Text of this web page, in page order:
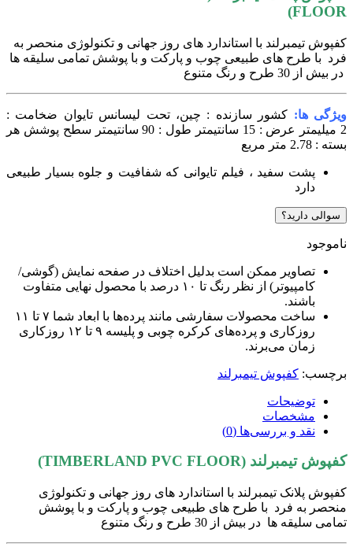
FLOOR)
کفپوش تیمبرلند با استاندارد های روز جهانی و تکنولوژی منحصر به
فرد با طرح های طبیعی چوب و پارکت و با پوشش تمامی سلیقه ها
در بیش از 30 طرح و رنگ متنوع
ویژگی ها: کشور سازنده : چین، تحت لیسانس تایوان ضخامت :
2 میلیمتر
عرض : 15 سانتیمتر طول : 90 سانتیمتر
سطح پوشش هر
بسته : 2.78 متر مربع
پشت سفید ، فیلم تایوانی که شفافیت و جلوه بسیار طبیعی
دارد
سوالی دارید؟
ناموجود
تصاویر ممکن است بدلیل اختلاف در صفحه نمایش (گوشی/
کامپیوتر) از نظر رنگ تا ۱۰ درصد با محصول نهایی متفاوت
باشند.
ساخت محصولات سفارشی مانند پرده‌ها با ابعاد شما ۷ تا ۱۱
روزکاری و پرده‌های کرکره چوبی و پلیسه ۹ تا ۱۲ روزکاری
زمان می‌برند.
برچسب: کفپوش تیمبرلند
توضیحات
مشخصات
نقد و بررسی‌ها (0)
کفپوش تیمبرلند (TIMBERLAND PVC FLOOR)
کفپوش پلانک تیمبرلند با استاندارد های روز جهانی و تکنولوژی
منحصر به فرد با طرح های طبیعی چوب و پارکت و با پوشش
تمامی سلیقه ها در بیش از 30 طرح و رنگ متنوع